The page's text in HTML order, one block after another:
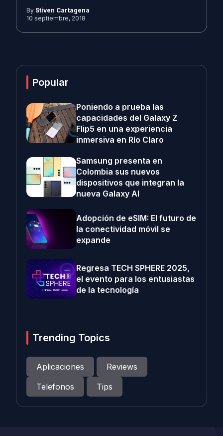
By Stiven Cartagena
10 septiembre, 2018
Popular
Poniendo a prueba las
capacidades del Galaxy Z
Flip5 en una experiencia
inmersiva en Río Claro
Samsung presenta en
Colombia sus nuevos
dispositivos que integran la
nueva Galaxy AI
Adopción de eSIM: El futuro de
la conectividad móvil se
expande
Regresa TECH SPHERE 2025,
el evento para los entusiastas
de la tecnología
Trending Topics
Aplicaciones
Reviews
Telefonos
Tips